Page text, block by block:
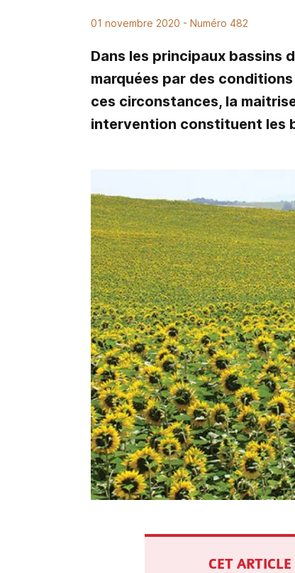
01 novembre 2020 - Numéro 482
Dans les principaux bassins
marquées par des
ces circonstances, la
intervention constituent les
CET